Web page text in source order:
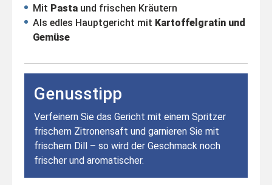
Mit Pasta und frischen Kräutern
Als edles Hauptgericht mit Kartoffelgratin und
Gemüse
Genusstipp
Verfeinern Sie das Gericht mit einem Spritzer
frischem Zitronensaft und garnieren Sie mit
frischem Dill – so wird der Geschmack noch
frischer und aromatischer.